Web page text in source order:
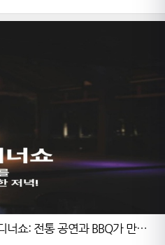
너쇼: 전통 공연과 BBQ가 만나